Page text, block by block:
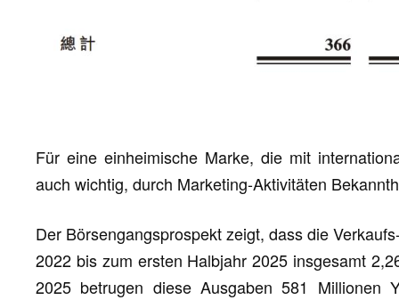
Für eine einheimische Marke, die mit
auch wichtig, durch Marketing-Aktivitäten
Der Börsengangsprospekt zeigt, dass die
2022 bis zum ersten Halbjahr 2025 insgesamt
2025 betrugen diese Ausgaben 581